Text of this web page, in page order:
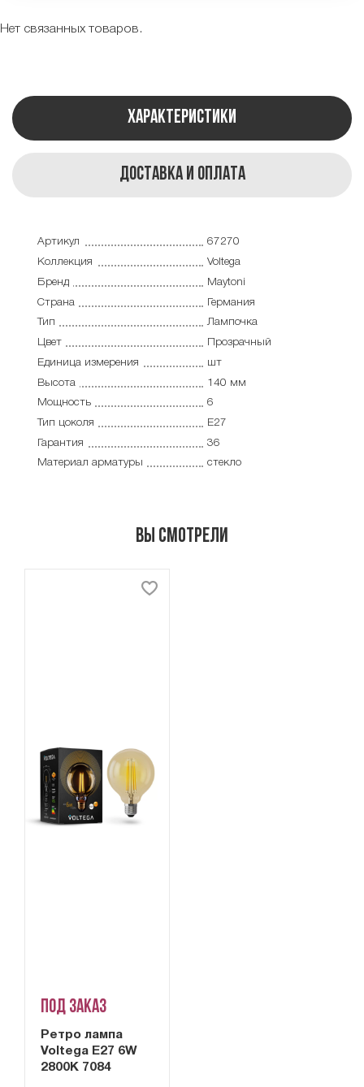
Нет связанных товаров.
Характеристики
Доставка и оплата
Артикул
67270
Коллекция
Voltega
Бренд
Maytoni
Страна
Германия
Тип
Лампочка
Цвет
Прозрачный
Единица измерения
шт
Высота
140 мм
Мощность
6
Тип цоколя
E27
Гарантия
36
Материал арматуры
стекло
Вы смотрели
Под заказ
Ретро лампа
Voltega E27 6W
2800K 7084